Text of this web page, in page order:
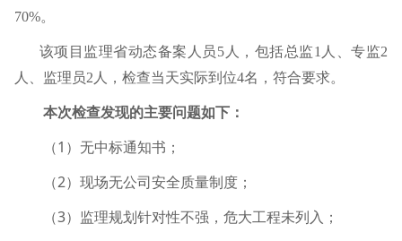
70%。
该项目监理省动态备案人员 5 人，包括总监1 人、专监2
人、监理员2 人，检查当天实际到位4名，符合要求。
本次检查发现的主要问题如下：
（1 ）无中标通知书；
（2）现场无公司安全质量制度；
（3）监理规划针对性不强，危大工程未列入；